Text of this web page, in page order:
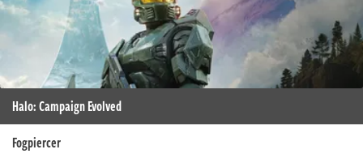
Halo: Campaign Evolved
Fogpiercer